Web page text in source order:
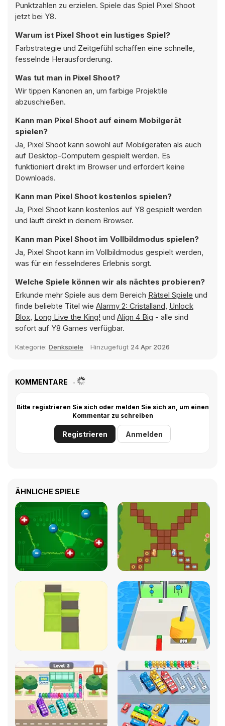
Punktzahlen zu erzielen. Spiele das Spiel Pixel Shoot
jetzt bei Y8.
Warum ist Pixel Shoot ein lustiges Spiel?
Farbstrategie und Zeitgefühl schaffen eine schnelle,
fesselnde Herausforderung.
Was tut man in Pixel Shoot?
Wir tippen Kanonen an, um farbige Projektile
abzuschießen.
Kann man Pixel Shoot auf einem Mobilgerät
spielen?
Ja, Pixel Shoot kann sowohl auf Mobilgeräten als auch
auf Desktop-Computern gespielt werden. Es
funktioniert direkt im Browser und erfordert keine
Downloads.
Kann man Pixel Shoot kostenlos spielen?
Ja, Pixel Shoot kann kostenlos auf Y8 gespielt werden
und läuft direkt in deinem Browser.
Kann man Pixel Shoot im Vollbildmodus spielen?
Ja, Pixel Shoot kann im Vollbildmodus gespielt werden,
was für ein fesselnderes Erlebnis sorgt.
Welche Spiele können wir als nächtes probieren?
Erkunde mehr Spiele aus dem Bereich Rätsel Spiele und
finde beliebte Titel wie Alarmy 2: Cristalland, Unlock
Blox, Long Live the King! und Align 4 Big - alle sind
sofort auf Y8 Games verfügbar.
Kategorie: Denkspiele Hinzugefügt 24 Apr 2026
KOMMENTARE
Bitte registrieren Sie sich oder melden Sie sich an, um einen
Kommentar zu schreiben
Registrieren Anmelden
ÄHNLICHE SPIELE